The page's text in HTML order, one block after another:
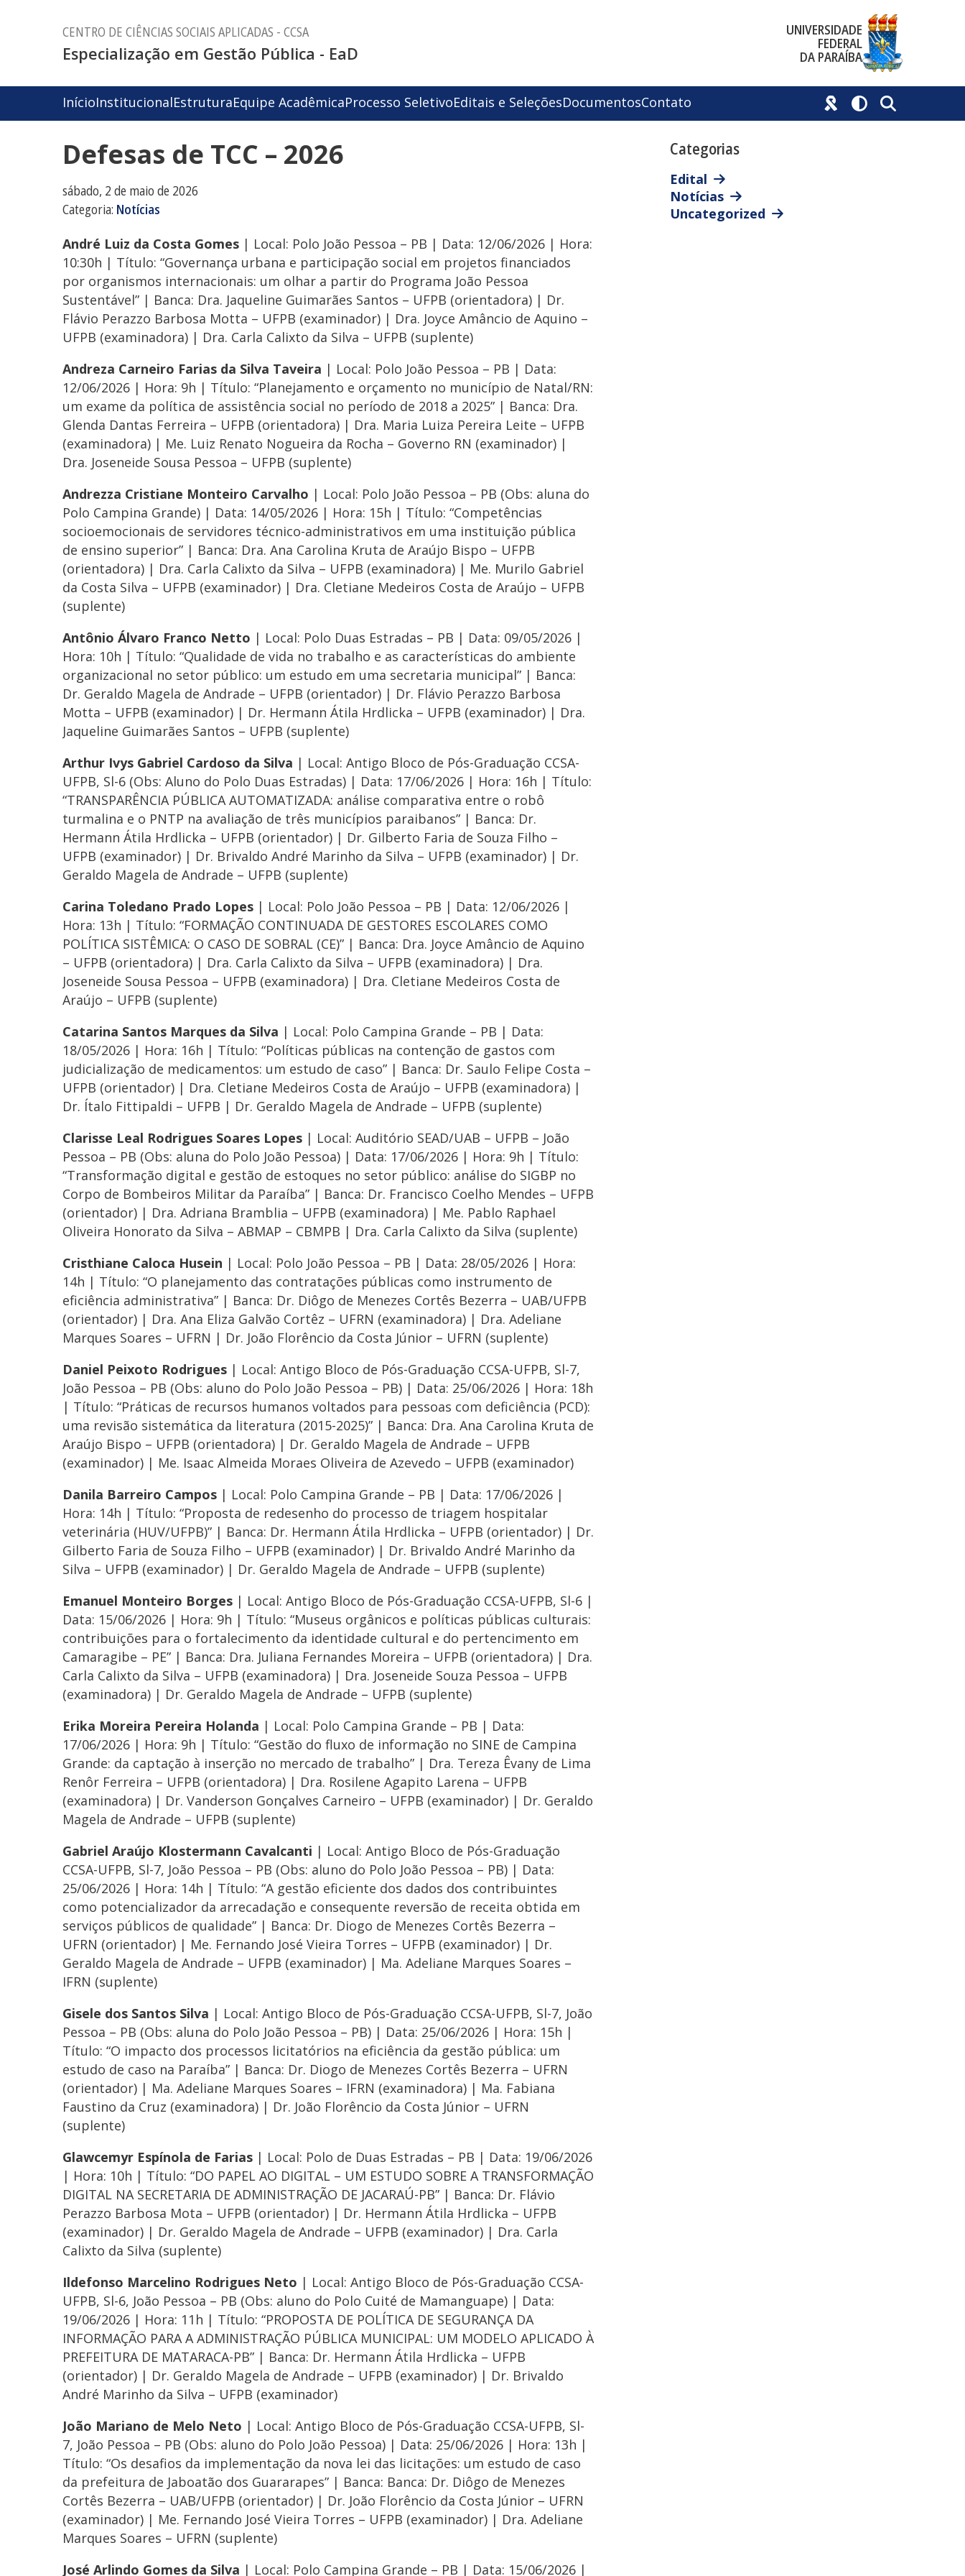
CENTRO DE CIÊNCIAS SOCIAIS APLICADAS - CCSA
Especialização em Gestão Pública - EaD
UNIVERSIDADE
FEDERAL
DA PARAÍBA
InícioInstitucionalEstruturaEquipe AcadêmicaProcesso SeletivoEditais e SeleçõesDocumentosContato
Categorias
Edital
Notícias
Uncategorized
Defesas de TCC – 2026
sábado, 2 de maio de 2026
Categoria: Notícias
André Luiz da Costa Gomes | Local: Polo João Pessoa – PB | Data: 12/06/2026 | Hora:
10:30h | Título: “Governança urbana e participação social em projetos financiados
por organismos internacionais: um olhar a partir do Programa João Pessoa
Sustentável” | Banca: Dra. Jaqueline Guimarães Santos – UFPB (orientadora) | Dr.
Flávio Perazzo Barbosa Motta – UFPB (examinador) | Dra. Joyce Amâncio de Aquino –
UFPB (examinadora) | Dra. Carla Calixto da Silva – UFPB (suplente)
Andreza Carneiro Farias da Silva Taveira | Local: Polo João Pessoa – PB | Data:
12/06/2026 | Hora: 9h | Título: “Planejamento e orçamento no município de Natal/RN:
um exame da política de assistência social no período de 2018 a 2025” | Banca: Dra.
Glenda Dantas Ferreira – UFPB (orientadora) | Dra. Maria Luiza Pereira Leite – UFPB
(examinadora) | Me. Luiz Renato Nogueira da Rocha – Governo RN (examinador) |
Dra. Joseneide Sousa Pessoa – UFPB (suplente)
Andrezza Cristiane Monteiro Carvalho | Local: Polo João Pessoa – PB (Obs: aluna do
Polo Campina Grande) | Data: 14/05/2026 | Hora: 15h | Título: “Competências
socioemocionais de servidores técnico-administrativos em uma instituição pública
de ensino superior” | Banca: Dra. Ana Carolina Kruta de Araújo Bispo – UFPB
(orientadora) | Dra. Carla Calixto da Silva – UFPB (examinadora) | Me. Murilo Gabriel
da Costa Silva – UFPB (examinador) | Dra. Cletiane Medeiros Costa de Araújo – UFPB
(suplente)
Antônio Álvaro Franco Netto | Local: Polo Duas Estradas – PB | Data: 09/05/2026 |
Hora: 10h | Título: “Qualidade de vida no trabalho e as características do ambiente
organizacional no setor público: um estudo em uma secretaria municipal” | Banca:
Dr. Geraldo Magela de Andrade – UFPB (orientador) | Dr. Flávio Perazzo Barbosa
Motta – UFPB (examinador) | Dr. Hermann Átila Hrdlicka – UFPB (examinador) | Dra.
Jaqueline Guimarães Santos – UFPB (suplente)
Arthur Ivys Gabriel Cardoso da Silva | Local: Antigo Bloco de Pós-Graduação CCSA-
UFPB, Sl-6 (Obs: Aluno do Polo Duas Estradas) | Data: 17/06/2026 | Hora: 16h | Título:
“TRANSPARÊNCIA PÚBLICA AUTOMATIZADA: análise comparativa entre o robô
turmalina e o PNTP na avaliação de três municípios paraibanos” | Banca: Dr.
Hermann Átila Hrdlicka – UFPB (orientador) | Dr. Gilberto Faria de Souza Filho –
UFPB (examinador) | Dr. Brivaldo André Marinho da Silva – UFPB (examinador) | Dr.
Geraldo Magela de Andrade – UFPB (suplente)
Carina Toledano Prado Lopes | Local: Polo João Pessoa – PB | Data: 12/06/2026 |
Hora: 13h | Título: “FORMAÇÃO CONTINUADA DE GESTORES ESCOLARES COMO
POLÍTICA SISTÊMICA: O CASO DE SOBRAL (CE)” | Banca: Dra. Joyce Amâncio de Aquino
– UFPB (orientadora) | Dra. Carla Calixto da Silva – UFPB (examinadora) | Dra.
Joseneide Sousa Pessoa – UFPB (examinadora) | Dra. Cletiane Medeiros Costa de
Araújo – UFPB (suplente)
Catarina Santos Marques da Silva | Local: Polo Campina Grande – PB | Data:
18/05/2026 | Hora: 16h | Título: “Políticas públicas na contenção de gastos com
judicialização de medicamentos: um estudo de caso” | Banca: Dr. Saulo Felipe Costa –
UFPB (orientador) | Dra. Cletiane Medeiros Costa de Araújo – UFPB (examinadora) |
Dr. Ítalo Fittipaldi – UFPB | Dr. Geraldo Magela de Andrade – UFPB (suplente)
Clarisse Leal Rodrigues Soares Lopes | Local: Auditório SEAD/UAB – UFPB – João
Pessoa – PB (Obs: aluna do Polo João Pessoa) | Data: 17/06/2026 | Hora: 9h | Título:
“Transformação digital e gestão de estoques no setor público: análise do SIGBP no
Corpo de Bombeiros Militar da Paraíba” | Banca: Dr. Francisco Coelho Mendes – UFPB
(orientador) | Dra. Adriana Bramblia – UFPB (examinadora) | Me. Pablo Raphael
Oliveira Honorato da Silva – ABMAP – CBMPB | Dra. Carla Calixto da Silva (suplente)
Cristhiane Caloca Husein | Local: Polo João Pessoa – PB | Data: 28/05/2026 | Hora:
14h | Título: “O planejamento das contratações públicas como instrumento de
eficiência administrativa” | Banca: Dr. Diôgo de Menezes Cortês Bezerra – UAB/UFPB
(orientador) | Dra. Ana Eliza Galvão Cortêz – UFRN (examinadora) | Dra. Adeliane
Marques Soares – UFRN | Dr. João Florêncio da Costa Júnior – UFRN (suplente)
Daniel Peixoto Rodrigues | Local: Antigo Bloco de Pós-Graduação CCSA-UFPB, Sl-7,
João Pessoa – PB (Obs: aluno do Polo João Pessoa – PB) | Data: 25/06/2026 | Hora: 18h
| Título: “Práticas de recursos humanos voltados para pessoas com deficiência (PCD):
uma revisão sistemática da literatura (2015-2025)” | Banca: Dra. Ana Carolina Kruta de
Araújo Bispo – UFPB (orientadora) | Dr. Geraldo Magela de Andrade – UFPB
(examinador) | Me. Isaac Almeida Moraes Oliveira de Azevedo – UFPB (examinador)
Danila Barreiro Campos | Local: Polo Campina Grande – PB | Data: 17/06/2026 |
Hora: 14h | Título: “Proposta de redesenho do processo de triagem hospitalar
veterinária (HUV/UFPB)” | Banca: Dr. Hermann Átila Hrdlicka – UFPB (orientador) | Dr.
Gilberto Faria de Souza Filho – UFPB (examinador) | Dr. Brivaldo André Marinho da
Silva – UFPB (examinador) | Dr. Geraldo Magela de Andrade – UFPB (suplente)
Emanuel Monteiro Borges | Local: Antigo Bloco de Pós-Graduação CCSA-UFPB, Sl-6 |
Data: 15/06/2026 | Hora: 9h | Título: “Museus orgânicos e políticas públicas culturais:
contribuições para o fortalecimento da identidade cultural e do pertencimento em
Camaragibe – PE” | Banca: Dra. Juliana Fernandes Moreira – UFPB (orientadora) | Dra.
Carla Calixto da Silva – UFPB (examinadora) | Dra. Joseneide Souza Pessoa – UFPB
(examinadora) | Dr. Geraldo Magela de Andrade – UFPB (suplente)
Erika Moreira Pereira Holanda | Local: Polo Campina Grande – PB | Data:
17/06/2026 | Hora: 9h | Título: “Gestão do fluxo de informação no SINE de Campina
Grande: da captação à inserção no mercado de trabalho” | Dra. Tereza Êvany de Lima
Renôr Ferreira – UFPB (orientadora) | Dra. Rosilene Agapito Larena – UFPB
(examinadora) | Dr. Vanderson Gonçalves Carneiro – UFPB (examinador) | Dr. Geraldo
Magela de Andrade – UFPB (suplente)
Gabriel Araújo Klostermann Cavalcanti | Local: Antigo Bloco de Pós-Graduação
CCSA-UFPB, Sl-7, João Pessoa – PB (Obs: aluno do Polo João Pessoa – PB) | Data:
25/06/2026 | Hora: 14h | Título: “A gestão eficiente dos dados dos contribuintes
como potencializador da arrecadação e consequente reversão de receita obtida em
serviços públicos de qualidade” | Banca: Dr. Diogo de Menezes Cortês Bezerra –
UFRN (orientador) | Me. Fernando José Vieira Torres – UFPB (examinador) | Dr.
Geraldo Magela de Andrade – UFPB (examinador) | Ma. Adeliane Marques Soares –
IFRN (suplente)
Gisele dos Santos Silva | Local: Antigo Bloco de Pós-Graduação CCSA-UFPB, Sl-7, João
Pessoa – PB (Obs: aluna do Polo João Pessoa – PB) | Data: 25/06/2026 | Hora: 15h |
Título: “O impacto dos processos licitatórios na eficiência da gestão pública: um
estudo de caso na Paraíba” | Banca: Dr. Diogo de Menezes Cortês Bezerra – UFRN
(orientador) | Ma. Adeliane Marques Soares – IFRN (examinadora) | Ma. Fabiana
Faustino da Cruz (examinadora) | Dr. João Florêncio da Costa Júnior – UFRN
(suplente)
Glawcemyr Espínola de Farias | Local: Polo de Duas Estradas – PB | Data: 19/06/2026
| Hora: 10h | Título: “DO PAPEL AO DIGITAL – UM ESTUDO SOBRE A TRANSFORMAÇÃO
DIGITAL NA SECRETARIA DE ADMINISTRAÇÃO DE JACARAÚ-PB” | Banca: Dr. Flávio
Perazzo Barbosa Mota – UFPB (orientador) | Dr. Hermann Átila Hrdlicka – UFPB
(examinador) | Dr. Geraldo Magela de Andrade – UFPB (examinador) | Dra. Carla
Calixto da Silva (suplente)
Ildefonso Marcelino Rodrigues Neto | Local: Antigo Bloco de Pós-Graduação CCSA-
UFPB, Sl-6, João Pessoa – PB (Obs: aluno do Polo Cuité de Mamanguape) | Data:
19/06/2026 | Hora: 11h | Título: “PROPOSTA DE POLÍTICA DE SEGURANÇA DA
INFORMAÇÃO PARA A ADMINISTRAÇÃO PÚBLICA MUNICIPAL: UM MODELO APLICADO À
PREFEITURA DE MATARACA-PB” | Banca: Dr. Hermann Átila Hrdlicka – UFPB
(orientador) | Dr. Geraldo Magela de Andrade – UFPB (examinador) | Dr. Brivaldo
André Marinho da Silva – UFPB (examinador)
João Mariano de Melo Neto | Local: Antigo Bloco de Pós-Graduação CCSA-UFPB, Sl-
7, João Pessoa – PB (Obs: aluno do Polo João Pessoa) | Data: 25/06/2026 | Hora: 13h |
Título: “Os desafios da implementação da nova lei das licitações: um estudo de caso
da prefeitura de Jaboatão dos Guararapes” | Banca: Banca: Dr. Diôgo de Menezes
Cortês Bezerra – UAB/UFPB (orientador) | Dr. João Florêncio da Costa Júnior – UFRN
(examinador) | Me. Fernando José Vieira Torres – UFPB (examinador) | Dra. Adeliane
Marques Soares – UFRN (suplente)
José Arlindo Gomes da Silva | Local: Polo Campina Grande – PB | Data: 15/06/2026 |